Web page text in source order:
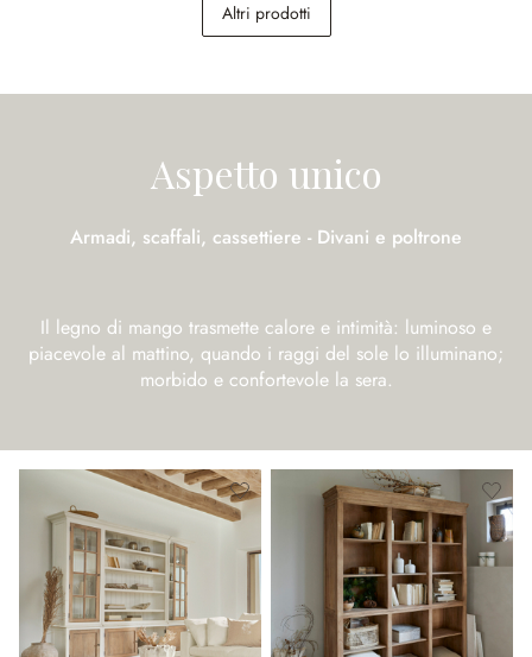
1.698,00 €
Altri prodotti
Aspetto unico
Armadi, scaffali, cassettiere - Divani e poltrone
Il legno di mango trasmette calore e intimità: luminoso e
piacevole al mattino, quando i raggi del sole lo illuminano;
morbido e confortevole la sera.